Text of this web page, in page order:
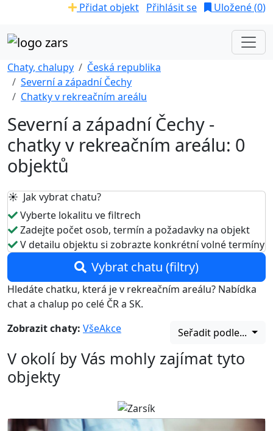
Přidat objekt Přihlásit se Uložené (0)
Chaty, chalupy
Česká republika
Severní a západní Čechy
Chatky v rekreačním areálu
Severní a západní Čechy -
chatky v rekreačním areálu: 0
objektů
☀️ Jak vybrat chatu?
Vyberte lokalitu ve filtrech
Zadejte počet osob, termín a požadavky na objekt
V detailu objektu si zobrazte konkrétní volné termíny
Vybrat chatu (filtry)
Hledáte chatku, která je v rekreačním areálu? Nabídka
chat a chalup po celé ČR a SK.
Zobrazit chaty: VšeAkce Seřadit podle...
V okolí by Vás mohly zajímat tyto
objekty